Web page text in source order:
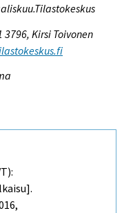
Kirsi Toivonen